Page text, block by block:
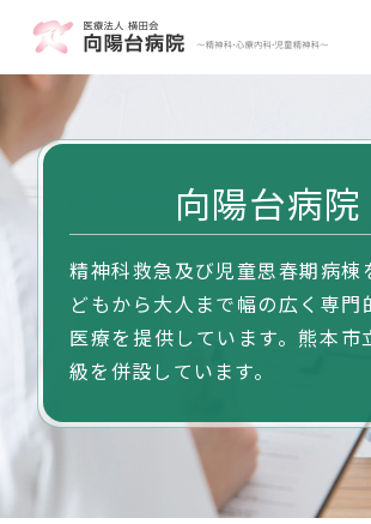
向陽台病院
精神科救急及び児童思春期病棟
どもから大人まで幅の広く専門
医療を提供しています。熊本市
級を併設しています。